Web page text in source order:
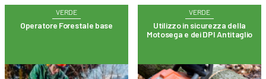
VERDE
Operatore Forestale base
VERDE
Utilizzo in sicurezza della
Motosega e dei DPI Antitaglio